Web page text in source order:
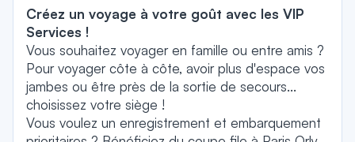
Créez un voyage à votre goût avec les VIP
Services !
Vous souhaitez voyager en famille ou entre amis ?
Pour voyager côte à côte, avoir plus d'espace vos
jambes ou être près de la sortie de secours...
choisissez votre siège !
Vous voulez un enregistrement et embarquement